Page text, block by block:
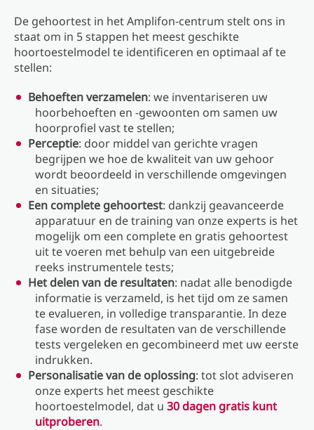
De gehoortest in het Amplifon-centrum stelt ons in
staat om in 5 stappen het meest geschikte
hoortoestelmodel te identificeren en optimaal af te
stellen:
Behoeften verzamelen: we inventariseren uw
hoorbehoeften en -gewoonten om samen uw
hoorprofiel vast te stellen;
Perceptie: door middel van gerichte vragen
begrijpen we hoe de kwaliteit van uw gehoor
wordt beoordeeld in verschillende omgevingen
en situaties;
Een complete gehoortest: dankzij geavanceerde
apparatuur en de training van onze experts is het
mogelijk om een ​​complete en gratis gehoortest
uit te voeren met behulp van een uitgebreide
reeks instrumentele tests;
Het delen van de resultaten: nadat alle benodigde
informatie is verzameld, is het tijd om ze samen
te evalueren, in volledige transparantie. In deze
fase worden de resultaten van de verschillende
tests vergeleken en gecombineerd met uw eerste
indrukken.
Personalisatie van de oplossing: tot slot adviseren
onze experts het meest geschikte
hoortoestelmodel, dat u 30 dagen gratis kunt
uitproberen.